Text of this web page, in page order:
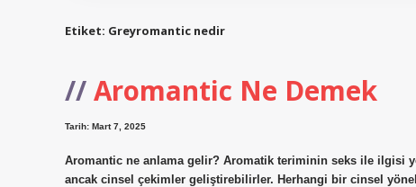
Etiket: Greyromantic nedir
Aromantic Ne Demek
Tarih: Mart 7, 2025
Aromantic ne anlama gelir? Aromatik teriminin seks ile ilgisi
ancak cinsel çekimler geliştirebilirler. Herhangi bir cinsel